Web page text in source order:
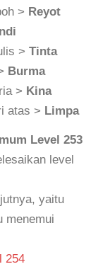
> Reyot
Indi
> Tinta
Burma
> Kina
atas > Limpa
Level 253
level
yaitu
menemui
254